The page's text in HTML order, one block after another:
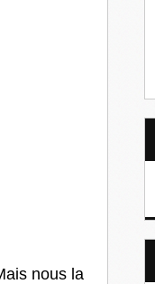
nous la